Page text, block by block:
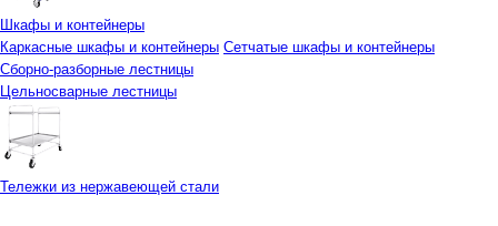
Шкафы и контейнеры
Каркасные шкафы и контейнеры Сетчатые шкафы и контейнеры
Сборно-разборные лестницы
Цельносварные лестницы
Тележки из нержавеющей стали